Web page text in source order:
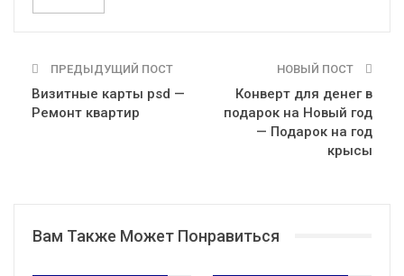
ПРЕДЫДУЩИЙ ПОСТ
Визитные карты psd —
Ремонт квартир
НОВЫЙ ПОСТ
Конверт для денег в
подарок на Новый год
— Подарок на год
крысы
Вам Также Может Понравиться